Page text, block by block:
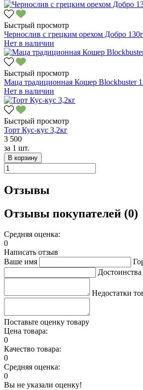
Быстрый просмотр
Чернослив с грецким орехом Добро 130г
Нет в наличии
Быстрый просмотр
Маца традиционная Кошер Blockbuster
Нет в наличии
Быстрый просмотр
Торт Кус-кус 3,2кг
3 500
за 1 шт.
В корзину
Отзывы
Отзывы покупателей (0)
Средняя оценка:
0
Написать отзыв
Ваше имя
Достоинства
Недостатки
Поставьте оценку товару
Цена товара:
0
Качество товара:
0
Средняя оценка:
0
Вы не указали оценку!